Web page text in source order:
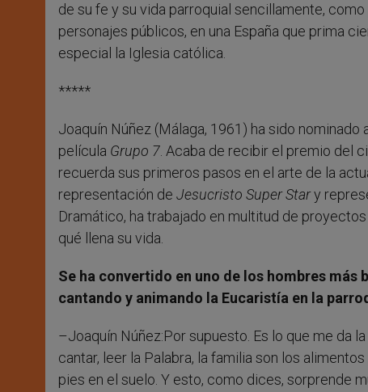
de su fe y su vida parroquial sencillamente,
personajes públicos, en una España que prima
especial la Iglesia católica.
*****
Joaquín Núñez (Málaga, 1961) ha sido
película Grupo 7. Acaba de recibir el premio del
recuerda sus primeros pasos en el arte de la
representación de Jesucristo Super Stary
Dramático, ha trabajado en multitud de
qué llena su vida.
Se ha convertido en uno de los hombres
cantando y animando la Eucaristía en la
–Joaquín Núñez:Por supuesto. Es lo que me da
cantar, leer la Palabra, la familia son los
pies en el suelo. Y esto, como dices, sorprende